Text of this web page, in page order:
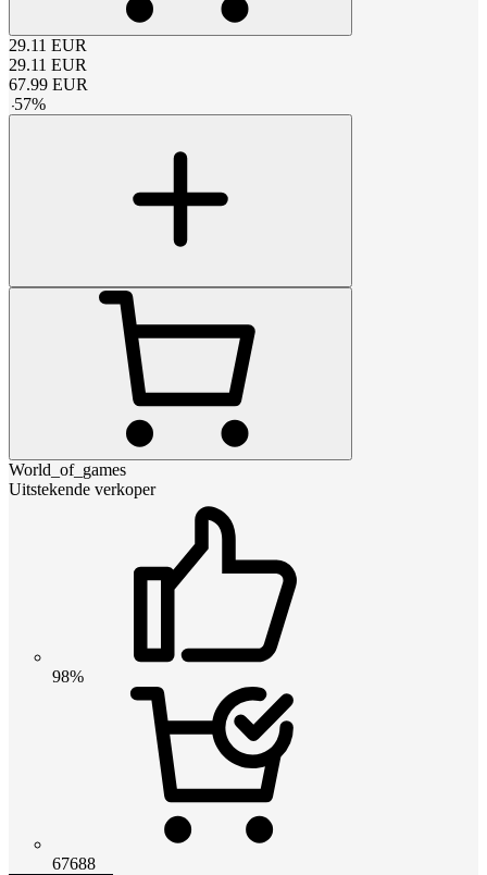
29.11 EUR
29.11 EUR
67.99 EUR
-57%
World_of_games
Uitstekende verkoper
98%
67688